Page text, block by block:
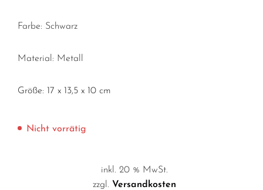
Farbe: Schwarz
Material: Metall
Größe: 17 x 13,5 x 10 cm
Nicht vorrätig
inkl. 20 % MwSt.
zzgl. Versandkosten